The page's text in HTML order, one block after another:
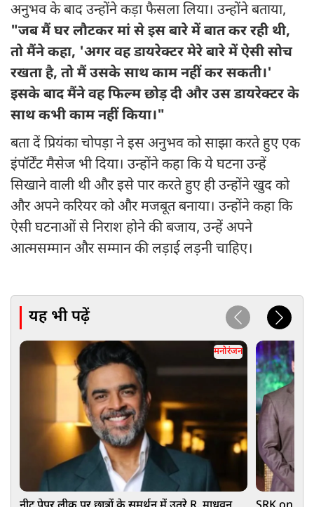
अनुभव के बाद उन्होंने कड़ा फैसला लिया। उन्होंने बताया,
"जब मैं घर लौटकर मां से इस बारे में बात कर रही थी,
तो मैंने कहा, 'अगर वह डायरेक्टर मेरे बारे में ऐसी सोच
रखता है, तो मैं उसके साथ काम नहीं कर सकती।'
इसके बाद मैंने वह फिल्म छोड़ दी और उस डायरेक्टर के
साथ कभी काम नहीं किया।"
बता दें प्रियंका चोपड़ा ने इस अनुभव को साझा करते हुए एक
इंपॉर्टेंट मैसेज भी दिया। उन्होंने कहा कि ये घटना उन्हें
सिखाने वाली थी और इसे पार करते हुए ही उन्होंने खुद को
और अपने करियर को और मजबूत बनाया। उन्होंने कहा कि
ऐसी घटनाओं से निराश होने की बजाय, उन्हें अपने
आत्मसम्मान और सम्मान की लड़ाई लड़नी चाहिए।
यह भी पढ़ें
मनोरंजन